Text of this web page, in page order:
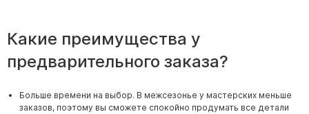
Памятники отцу
Какие преимущества у
предварительного заказа?
Больше времени на выбор. В межсезонье у мастерских меньше
заказов, поэтому вы сможете спокойно продумать все детали